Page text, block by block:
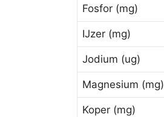
Fosfor (mg)
IJzer (mg)
Jodium (ug)
Magnesium (mg)
Koper (mg)